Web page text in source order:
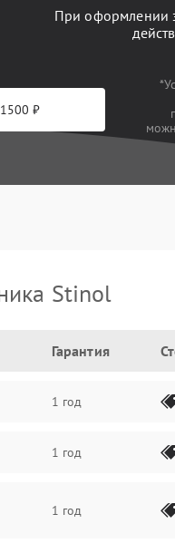
При оформлении
₽
Stinol
Гарантия
1 год
1 год
1 год